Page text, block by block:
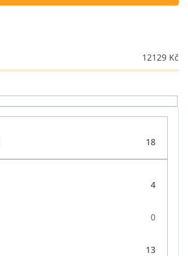
12129 Kč
18
4
0
13